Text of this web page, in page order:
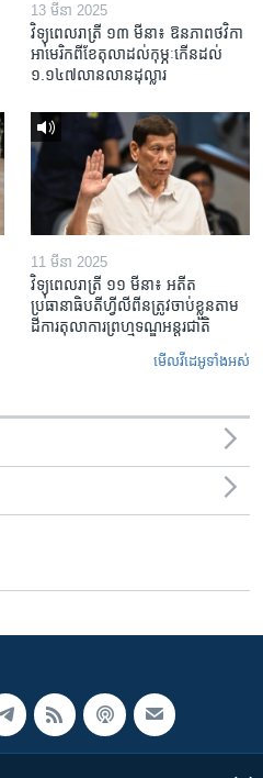
13 មីនា 2025
វិទ្យុពេលរាត្រី ១៣ មីនា៖ ឱនភាព​ថវិកា​
អាមេរិក​ពី​ខែ​តុលា​ដល់​កុម្ភៈ​កើន​ដល់​
១.១៤៧​លានលាន​ដុល្លារ
11 មីនា 2025
វិទ្យុពេលរាត្រី ១១ មីនា៖ អតីត​
ប្រធានាធិបតីហ្វីលីពីន​ត្រូវ​ចាប់ខ្លួនតាម
ដីការ​តុលាការ​ព្រហ្មទណ្ឌ​អន្តរជាតិ
មើល​វីដេអូ​ទាំង​អស់